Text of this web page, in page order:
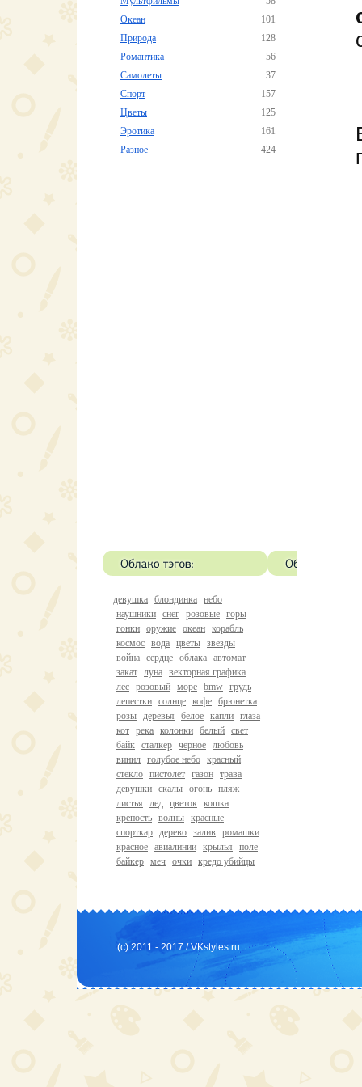
Океан
101
Природа
128
Романтика
56
Самолеты
37
Спорт
157
Цветы
125
Эротика
161
Разное
424
девушка блондинка небо
наушники снег розовые горы
гонки оружие океан корабль
космос вода цветы звезды
война сердце облака автомат
закат луна векторная графика
лес розовый море bmw грудь
лепестки солнце кофе брюнетка
розы деревья белое капли глаза
кот река колонки белый свет
байк сталкер черное любовь
винил голубое небо красный
стекло пистолет газон трава
девушки скалы огонь пляж
листья
лед цветок кошка
крепость волны красные
спорткар дерево залив ромашки
красное авиалинии крылья
поле
байкер меч очки кредо убийцы
(c) 2011 - 2017 /VKstyles.ru